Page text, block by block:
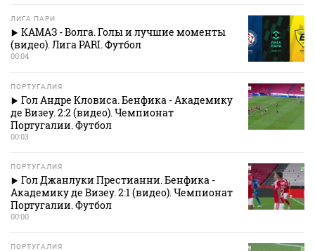
ЛИГА ПАРИ
КАМАЗ - Волга. Голы и лучшие моменты
(видео). Лига PARI. Футбол
00:04
ПОРТУГАЛИЯ
Гол Андре Кловиса. Бенфика - Академику
де Визеу. 2:2 (видео). Чемпионат
Португалии. Футбол
00:03
ПОРТУГАЛИЯ
Гол Джанлуки Престианни. Бенфика -
Академику де Визеу. 2:1 (видео). Чемпионат
Португалии. Футбол
00:00
ПОРТУГАЛИЯ